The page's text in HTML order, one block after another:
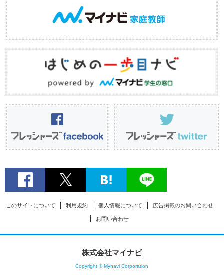
このサイトについて 利用規約 個人情報について 広告掲載のお問い合わせ
お問い合わせ
株式会社マイナビ
Copyright © Mynavi Corporation